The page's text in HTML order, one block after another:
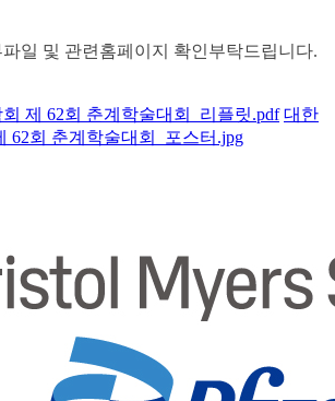
일 및 관련홈페이지 확인부탁드립니다.
제 62회 춘계학술대회_리플릿.pdf 대한
62회 춘계학술대회_포스터.jpg